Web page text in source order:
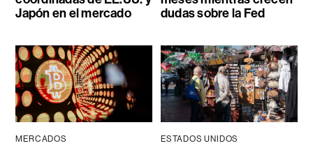
Japón en el mercado
dudas sobre la Fed
MERCADOS ESTADOS UNIDOS